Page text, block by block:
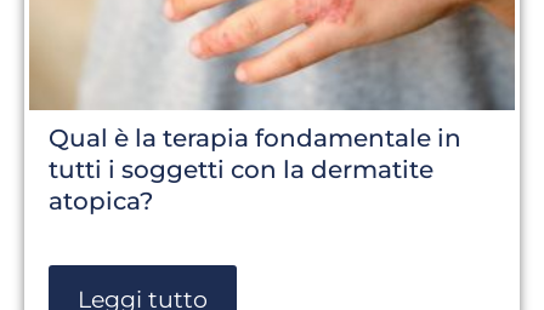
Qual è la terapia fondamentale in
tutti i soggetti con la dermatite
atopica?
Leggi tutto